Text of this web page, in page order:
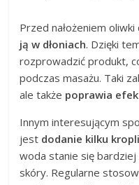
Przed nałożeniem
ją w dłoniach. Dzięki
rozprowadzić produkt,
podczas masażu. Taki
ale także poprawia
Innym interesującym
jest dodanie kilku
woda stanie się
skóry. Regularne